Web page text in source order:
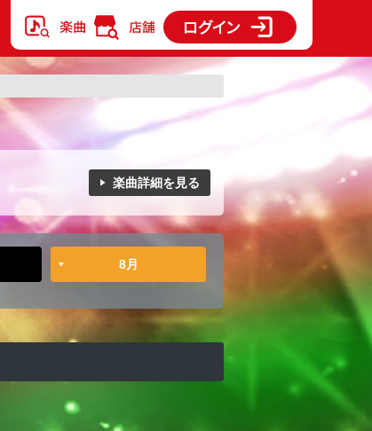
楽曲詳細を見る
8月